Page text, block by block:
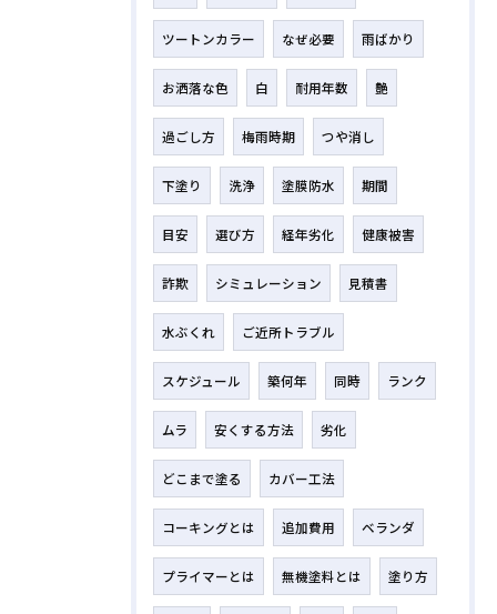
ツートンカラー なぜ必要 雨ばかり
お洒落な色 白 耐用年数 艶
過ごし方 梅雨時期 つや消し
下塗り 洗浄 塗膜防水 期間
目安 選び方 経年劣化 健康被害
詐欺 シミュレーション 見積書
水ぶくれ ご近所トラブル
スケジュール 築何年 同時 ランク
ムラ 安くする方法 劣化
どこまで塗る カバー工法
コーキングとは 追加費用 ベランダ
プライマーとは 無機塗料とは 塗り方